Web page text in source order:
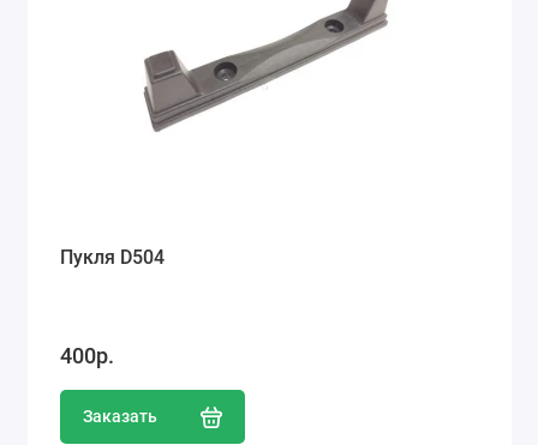
Пукля D504
400р.
Заказать